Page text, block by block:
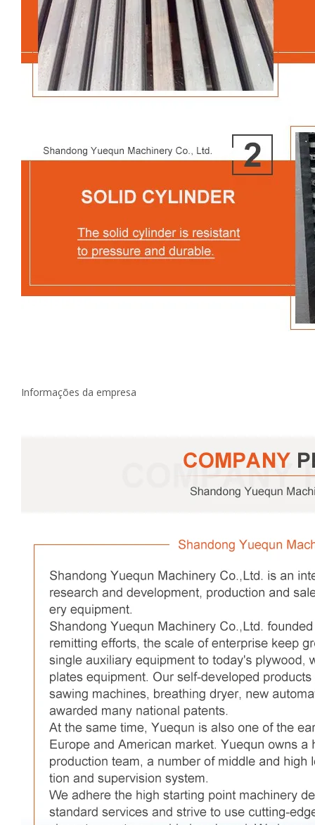
Informações da empresa